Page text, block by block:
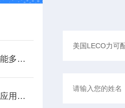
真空泵核心特点解析：赋能多元场景真空环境构建
催化加热管的技术原理与应用优势